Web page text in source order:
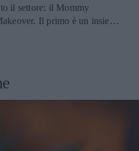
il settore: il Mommy
Il primo è un insieme
e l'aspetto che avevano
aree soggette a
di tono. Il secondo, invece,